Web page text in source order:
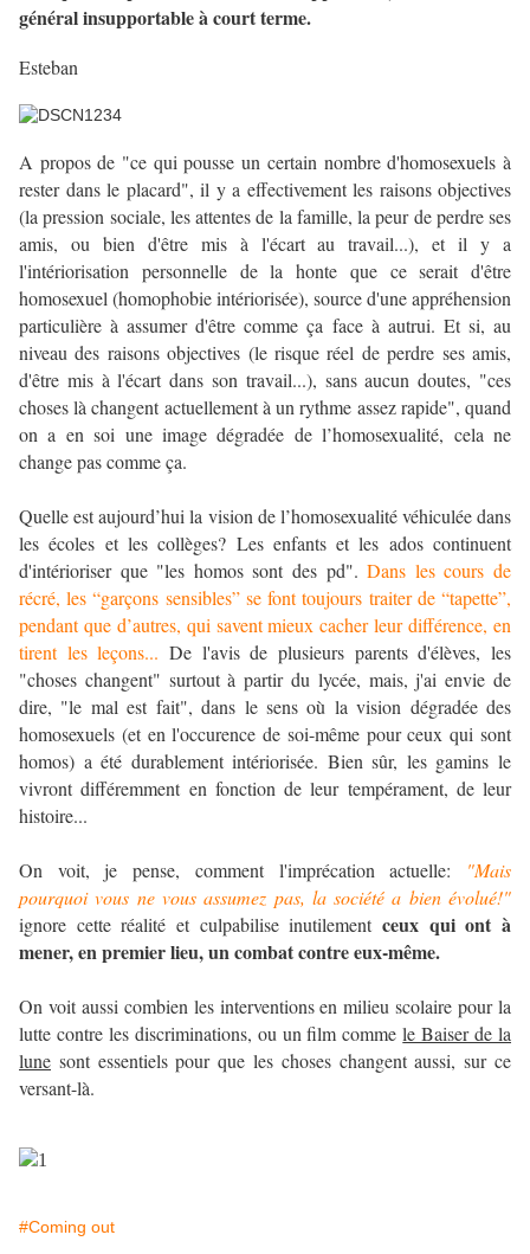
général insupportable à court terme.
Esteban
A propos de "ce qui pousse un certain nombre d'homosexuels à
rester dans le placard", il y a effectivement les raisons objectives
(la pression sociale, les attentes de la famille, la peur de perdre ses
amis, ou bien d'être mis à l'écart au travail...), et il y a
l'intériorisation personnelle de la honte que ce serait d'être
homosexuel (homophobie intériorisée), source d'une appréhension
particulière à assumer d'être comme ça face à autrui. Et si, au
niveau des raisons objectives (le risque réel de perdre ses amis,
d'être mis à l'écart dans son travail...), sans aucun doutes, "ces
choses là changent actuellement à un rythme assez rapide", quand
on a en soi une image dégradée de l’homosexualité, cela ne
change pas comme ça.
Quelle est aujourd’hui la vision de l’homosexualité véhiculée dans
les écoles et les collèges? Les enfants et les ados continuent
d'intérioriser que "les homos sont des pd".Dans les cours de
récré, les “garçons sensibles” se font toujours traiter de “tapette”,
pendant que d’autres, qui savent mieux cacher leur différence, en
tirent les leçons... De l'avis de plusieurs parents d'élèves, les
"choses changent" surtout à partir du lycée, mais, j'ai envie de
dire, "le mal est fait", dans le sens où la vision dégradée des
homosexuels (et en l'occurence de soi-même pour ceux qui sont
homos) a été durablement intériorisée. Bien sûr, les gamins le
vivront différemment en fonction de leur tempérament, de leur
histoire...
On voit, je pense, comment l'imprécation actuelle: "Mais
pourquoi vous ne vous assumez pas, la société a bien évolué!"
ignore cette réalité et culpabilise inutilement ceux qui ont à
mener, en premier lieu, un combat contre eux-même.
On voit aussi combien les interventions en milieu scolaire pour la
lutte contre les discriminations, ou un film commele Baiser de la
lune sont essentiels pour que les choses changent aussi, sur ce
versant-là.
#Coming out